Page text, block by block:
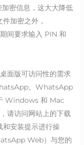
密信息，这大大降低
加密之外，
间要求输入 PIN 和
面版可访问性的需求
。WhatsApp
Windows 和 Mac
请访问网站上的下载
和安装提示进行操
Web）与您的